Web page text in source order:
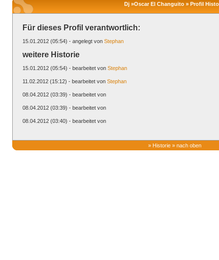
Dj »Oscar El Changuito » Profil
Für dieses Profil verantwortlich:
15.01.2012 (05:54) - angelegt von Stephan
weitere Historie
15.01.2012 (05:54) - bearbeitet von Stephan
11.02.2012 (15:12) - bearbeitet von Stephan
08.04.2012 (03:39) - bearbeitet von
08.04.2012 (03:39) - bearbeitet von
08.04.2012 (03:40) - bearbeitet von
» Historie » nach oben